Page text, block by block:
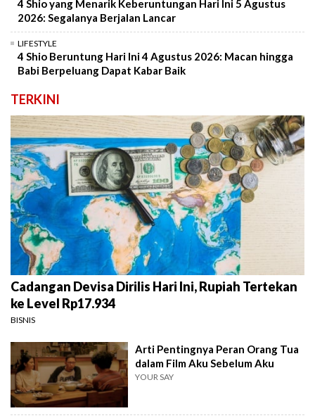
4 Shio yang Menarik Keberuntungan Hari Ini 5 Agustus
2026: Segalanya Berjalan Lancar
LIFESTYLE
4 Shio Beruntung Hari Ini 4 Agustus 2026: Macan hingga
Babi Berpeluang Dapat Kabar Baik
TERKINI
Cadangan Devisa Dirilis Hari Ini, Rupiah Tertekan
ke Level Rp17.934
BISNIS
Arti Pentingnya Peran Orang Tua
dalam Film Aku Sebelum Aku
YOUR SAY